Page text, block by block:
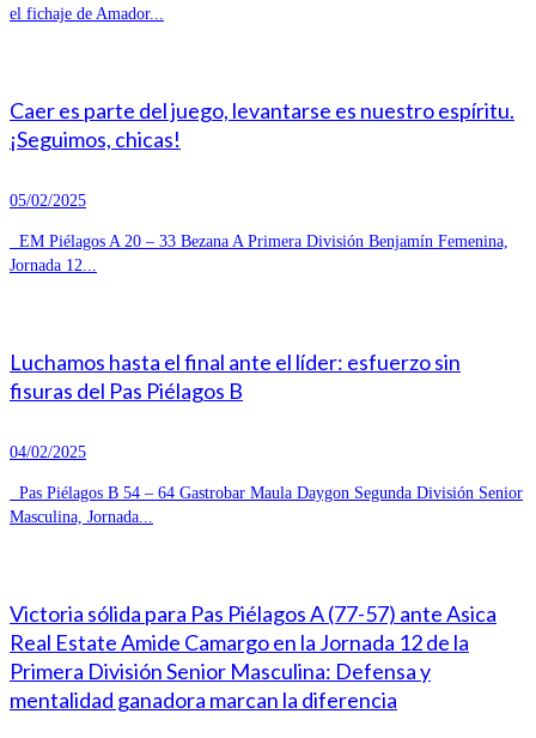
el fichaje de Amador...
Caer es parte del juego, levantarse es nuestro espíritu.
¡Seguimos, chicas!
05/02/2025
EM Piélagos A 20 – 33 Bezana A Primera División Benjamín Femenina,
Jornada 12...
Luchamos hasta el final ante el líder: esfuerzo sin
fisuras del Pas Piélagos B
04/02/2025
Pas Piélagos B 54 – 64 Gastrobar Maula Daygon Segunda División Senior
Masculina, Jornada...
Victoria sólida para Pas Piélagos A (77-57) ante Asica
Real Estate Amide Camargo en la Jornada 12 de la
Primera División Senior Masculina: Defensa y
mentalidad ganadora marcan la diferencia